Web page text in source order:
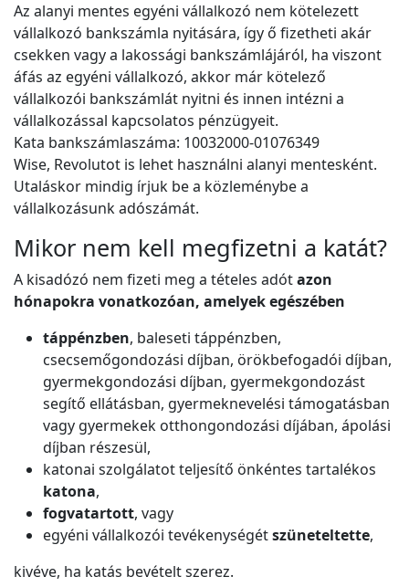
Az alanyi mentes egyéni vállalkozó nem kötelezett
vállalkozó bankszámla nyitására, így ő fizetheti akár
csekken vagy a lakossági bankszámlájáról, ha viszont
áfás az egyéni vállalkozó, akkor már kötelező
vállalkozói bankszámlát nyitni és innen intézni a
vállalkozással kapcsolatos pénzügyeit.
Kata bankszámlaszáma: 10032000-01076349
Wise, Revolutot is lehet használni alanyi mentesként.
Utaláskor mindig írjuk be a közleménybe a
vállalkozásunk adószámát.
Mikor nem kell megfizetni a katát?
A kisadózó nem fizeti meg a tételes adótazon
hónapokra vonatkozóan, amelyek egészében
táppénzben, baleseti táppénzben,
csecsemőgondozási díjban, örökbefogadói díjban,
gyermekgondozási díjban, gyermekgondozást
segítő ellátásban, gyermeknevelési támogatásban
vagy gyermekek otthongondozási díjában, ápolási
díjban részesül,
katonai szolgálatot teljesítő önkéntes tartalékos
katona,
fogvatartott, vagy
egyéni vállalkozói tevékenységétszüneteltette,
kivéve, ha katás bevételt szerez.